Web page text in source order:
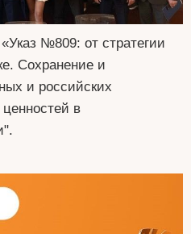
№809: от стратегии
Сохранение и
и российских
в